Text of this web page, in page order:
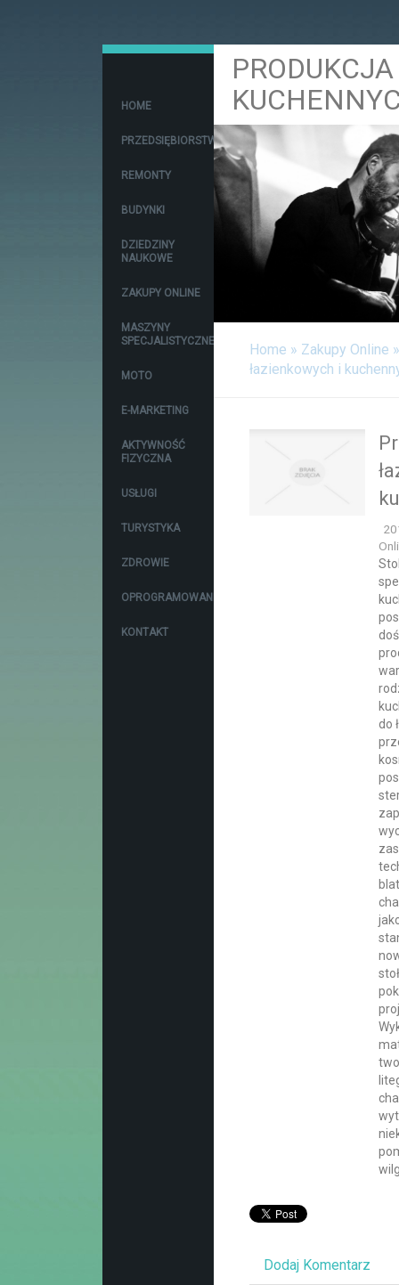
HOME
PRZEDSIĘBIORSTWA
REMONTY
BUDYNKI
DZIEDZINY
NAUKOWE
ZAKUPY ONLINE
MASZYNY
SPECJALISTYCZNE
MOTO
E-MARKETING
AKTYWNOŚĆ
FIZYCZNA
USŁUGI
TURYSTYKA
ZDROWIE
OPROGRAMOWANIE
KONTAKT
Home » Zakupy Online
łazienkowych i
do
Dodaj Komentarz